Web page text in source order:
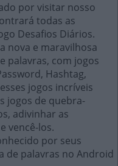
por visitar nosso
todas as
Desafios Diários.
nova e maravilhosa
palavras, com jogos
Hashtag,
jogos incríveis
jogos de quebra-
adivinhar as
vencê-los.
por seus
de palavras no Android